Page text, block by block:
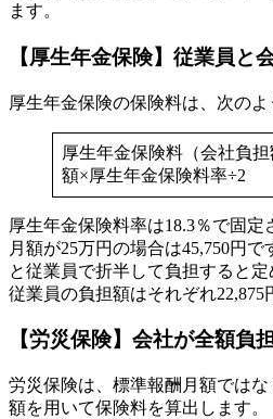
ます。
【厚生年金保険】従業員と
厚生年金保険の保険料は、次のよ
厚生年金保険料（会社負
額×厚生年金保険料率÷2
厚生年金保険料率は18.3％で固
月額が25万円の場合は45,750円
と従業員で折半して負担すると
従業員の負担額はそれぞれ22,875
【労災保険】会社が全額負
労災保険は、標準報酬月額では
額を用いて保険料を算出します。